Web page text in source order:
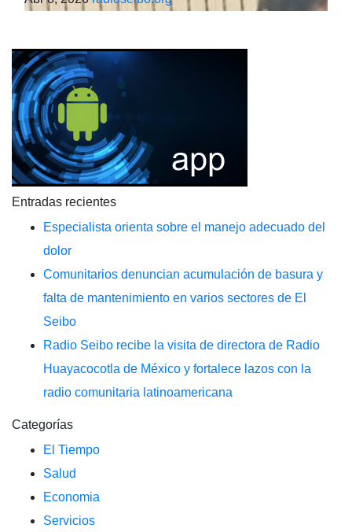
Entradas recientes
Especialista orienta sobre el manejo adecuado del
dolor
Comunitarios denuncian acumulación de basura y
falta de mantenimiento en varios sectores de El
Seibo
Radio Seibo recibe la visita de directora de Radio
Huayacocotla de México y fortalece lazos con la
radio comunitaria latinoamericana
Categorías
El Tiempo
Salud
Economia
Servicios